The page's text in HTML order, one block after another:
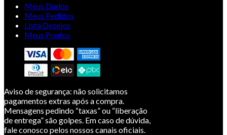
Meus Dados
Meus Pedidos
Lista Desejos
Meus Pontos
Aviso de segurança: não solicitamos
pagamentos extras após a compra.
Mensagens pedindo “taxas” ou “liberação
de entrega” são golpes. Em caso de dúvida,
fale conosco pelos nossos canais oficiais.